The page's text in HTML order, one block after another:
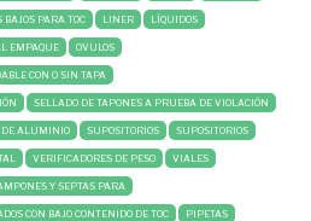
PARA TOC LINER LÍQUIDOS
EMPAQUE OVULOS
CON O SIN TAPA
SELLADO DE TAPONES A PRUEBA DE VIOLACIÓN
DE ALUMINIO SUPOSITORIOS SUPOSITORIOS
VERIFICADORES DE PESO VIALES
Y SEPTAS PARA
CON BAJO CONTENIDO DE TOC PIPETAS